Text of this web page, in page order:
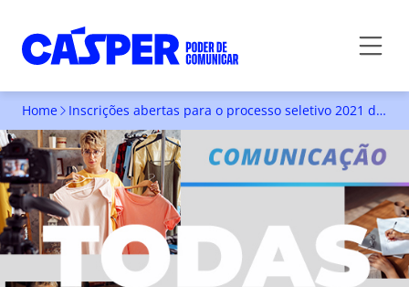
Home Inscrições abertas para o processo seletivo 2021 de vagas remanescentes